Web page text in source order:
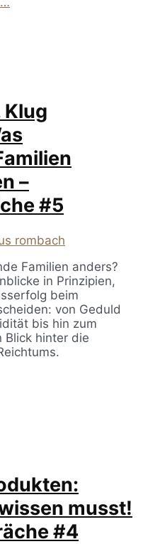
Klug
–
#5
Familien anders?
in Prinzipien,
beim
von Geduld
bis hin zum
Blick hinter die
musst!
#4